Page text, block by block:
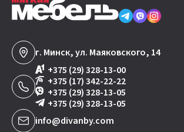
г. Минск, ул. Маяковского, 14
+375 (29) 328-13-00
+375 (17) 342-22-22
+375 (29) 328-13-05
+375 (29) 328-13-05
info@divanby.com